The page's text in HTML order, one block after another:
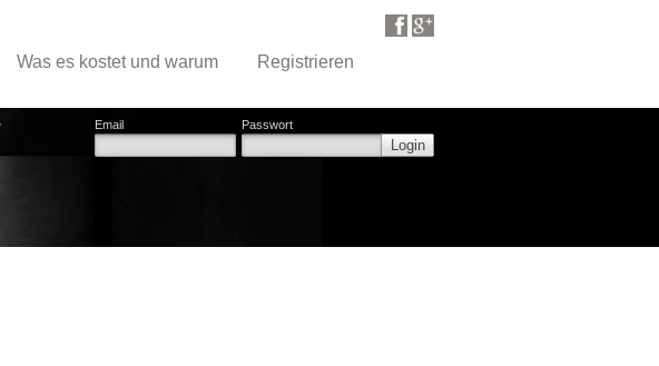
Was es kostet und warum Registrieren
Email Passwort
Login